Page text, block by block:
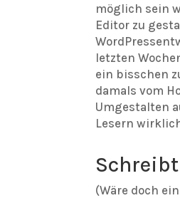
möglich sein
Editor zu
letzten
ein bisschen
damals vom
Umgestalten
Lesern
(Wäre doch